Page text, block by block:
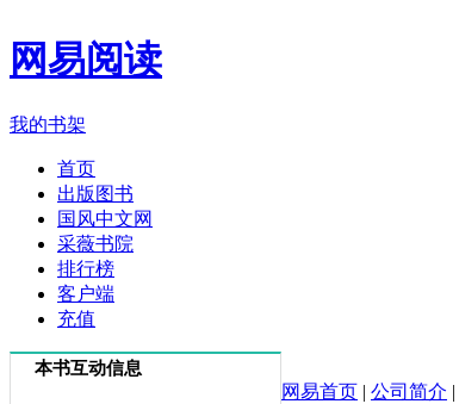
网易阅读
我的书架
首页
出版图书
国风中文网
采薇书院
排行榜
客户端
充值
本书互动信息
网易首页 | 公司简介 |